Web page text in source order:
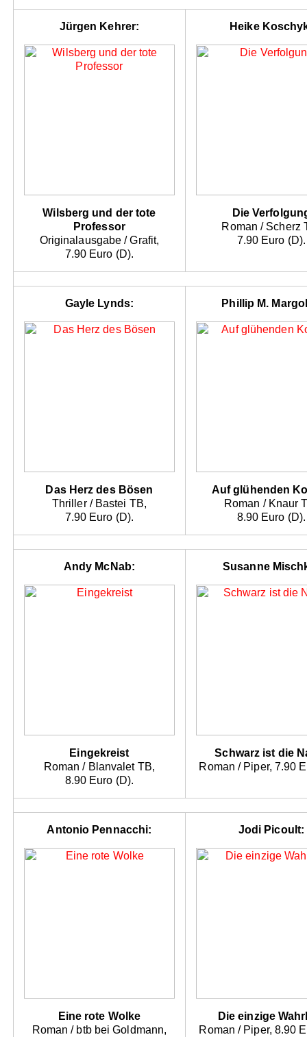
Jürgen Kehrer:
Wilsberg und der tote
Professor
Originalausgabe / Grafit,
7.90 Euro (D).
Heike
Die
Roman / Scherz
7.90 Euro (D).
Gayle Lynds:
Das Herz des Bösen
Thriller / Bastei TB,
7.90 Euro (D).
Phillip M.
Auf glühenden
Roman / Knaur
8.90 Euro (D).
Andy McNab:
Eingekreist
Roman / Blanvalet TB,
8.90 Euro (D).
Susanne
Schwarz ist die
Roman / Piper, 7.90
Antonio Pennacchi:
Eine rote Wolke
Roman / btb bei Goldmann,
Jodi Picoult:
Die einzige
Roman / Piper, 8.90